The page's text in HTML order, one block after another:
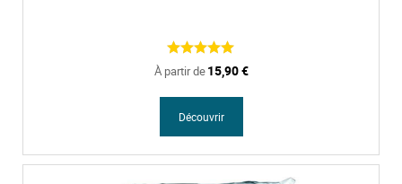
À partir de15,90 €
Découvrir